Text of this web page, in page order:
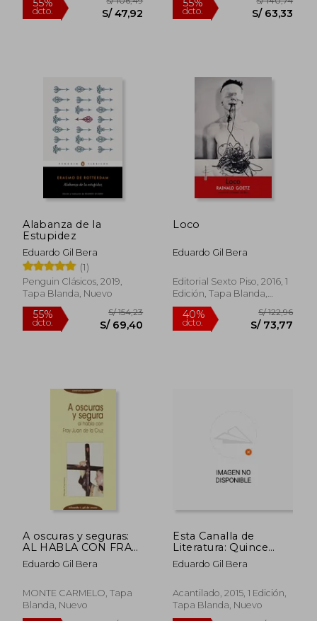
Alabanza de la
Estupidez
Eduardo Gil Bera
(1)
Penguin Clásicos, 2019,
Tapa Blanda, Nuevo
Loco
Eduardo Gil Bera
Editorial Sexto Piso, 2016, 1
Edición, Tapa Blanda,
Nuevo
A oscuras y seguras:
AL HABLA CON FRAY
JUAN DE LA CRUZ
(Conversaciones)
Eduardo Gil Bera
MONTE CARMELO, Tapa
Blanda, Nuevo
Esta Canalla de
Literatura: Quince
Ensayos Biográficos
Sobre Joseph Roth
Eduardo Gil Bera
Acantilado, 2015, 1 Edición,
Tapa Blanda, Nuevo